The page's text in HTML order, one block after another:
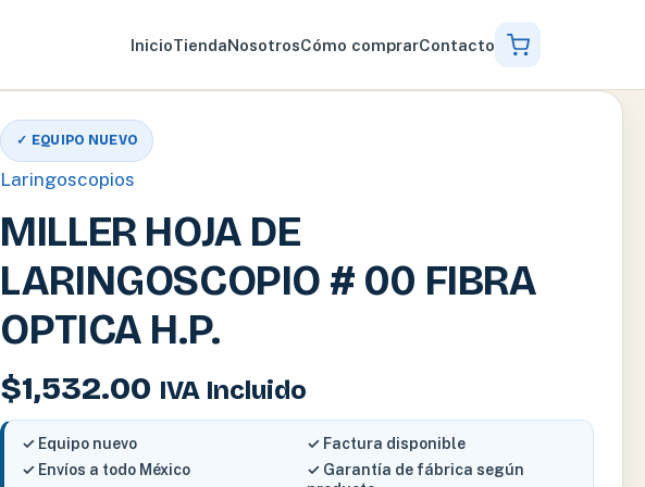
InicioTiendaNosotrosCómo comprarContacto
✓ EQUIPO NUEVO
Laringoscopios
MILLER HOJA DE
LARINGOSCOPIO # 00 FIBRA
OPTICA H.P.
$1,532.00 IVA Incluido
✓ Equipo nuevo
✓ Factura disponible
✓ Envíos a todo México
✓ Garantía de fábrica según